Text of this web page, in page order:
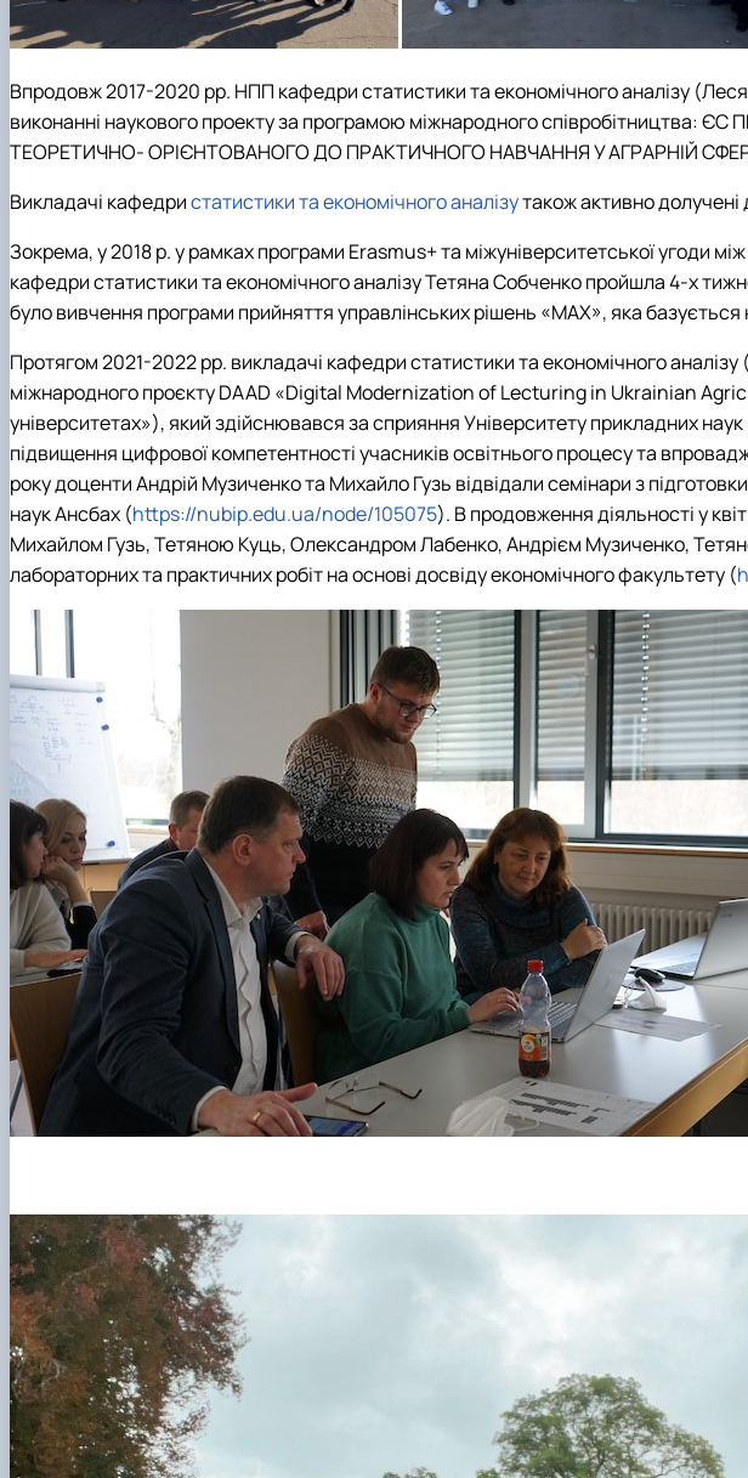
Впродовж 2017-2020 рр. НПП кафедристатистики та економічного аналізу
виконанні наукового проекту за програмою міжнародного співробітництва:
ТЕОРЕТИЧНО- ОРІЄНТОВАНОГО ДО ПРАКТИЧНОГО НАВЧАННЯ У АГРАРНІЙ
Викладачі кафедристатистики та економічного аналізутакож активно
Зокрема, у 2018 р. у рамках програми Erasmus+ та міжуніверситетської угоди
кафедри статистики та економічного аналізу Тетяна Собченко пройшла 4-х
було вивчення програми прийняття управлінських рішень «МАХ», яка
Протягом 2021-2022 рр. викладачі кафедри статистики та економічного
міжнародного проєкту DAAD «Digital Modernization of Lecturing in Ukrainian
університетах»), який здійснювався за сприяння Університету прикладних
підвищення цифрової компетентності учасників освітнього процесу та
року доценти Андрій Музиченко та Михайло Гузь відвідали семінари з
наук Ансбах (https://nubip.edu.ua/node/105075). В продовження діяльності у
Михайлом Гузь, Тетяною Куць, Олександром Лабенко, Андрієм Музиченко,
лабораторних та практичних робіт на основі досвіду економічного факультету (